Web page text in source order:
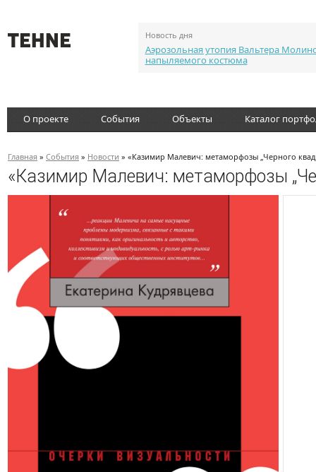
Новость дня
Аэрозольная утопия Вальтера
напыляемого костюма
О проекте События Объекты Каталог
Главная » События » Новости » «Казимир Малевич: метаморфозы „Черного
«Казимир Малевич: метаморфозы